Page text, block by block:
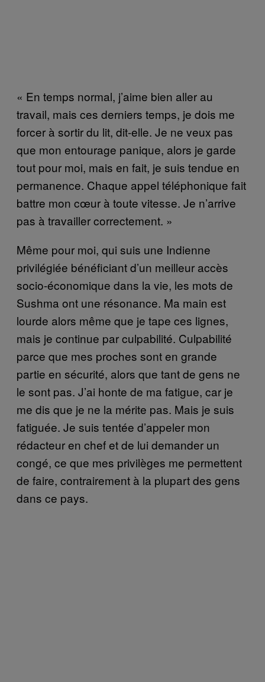
« En temps normal, j’aime bien aller au
travail, mais ces derniers temps, je dois me
forcer à sortir du lit, dit-elle. Je ne veux pas
que mon entourage panique, alors je garde
tout pour moi, mais en fait, je suis tendue en
permanence. Chaque appel téléphonique fait
battre mon cœur à toute vitesse. Je n’arrive
pas à travailler correctement. »
Même pour moi, qui suis une Indienne
privilégiée bénéficiant d’un meilleur accès
socio-économique dans la vie, les mots de
Sushma ont une résonance. Ma main est
lourde alors même que je tape ces lignes,
mais je continue par culpabilité. Culpabilité
parce que mes proches sont en grande
partie en sécurité, alors que tant de gens ne
le sont pas. J’ai honte de ma fatigue, car je
me dis que je ne la mérite pas. Mais je suis
fatiguée. Je suis tentée d’appeler mon
rédacteur en chef et de lui demander un
congé, ce que mes privilèges me permettent
de faire, contrairement à la plupart des gens
dans ce pays.